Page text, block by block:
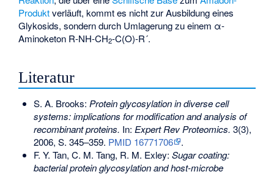
Produktverläuft, kommt es nicht zur Ausbildung eines
Glykosids, sondern durch Umlagerung zu einem α-
Aminoketon R-NH-CH2-C(O)-R´.
Literatur
S. A. Brooks: Protein glycosylation in diverse cell
systems: implications for modification and analysis of
recombinant proteins. In: Expert Rev Proteomics. 3(3),
2006, S. 345–359. PMID 16771706
.
F. Y. Tan, C. M. Tang, R. M. Exley: Sugar coating:
bacterial protein glycosylation and host-microbe